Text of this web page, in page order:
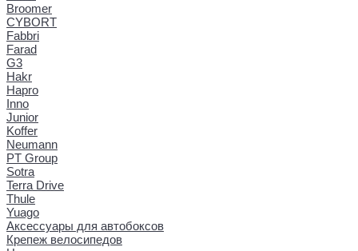
Broomer
CYBORT
Fabbri
Farad
G3
Hakr
Hapro
Inno
Junior
Koffer
Neumann
PT Group
Sotra
Terra Drive
Thule
Yuago
Аксессуары для автобоксов
Крепеж велосипедов